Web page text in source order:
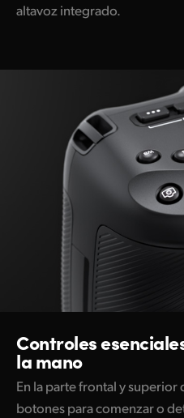
altavoz integrado.
Controles
la mano
En la parte frontal y superior
botones para comenzar o